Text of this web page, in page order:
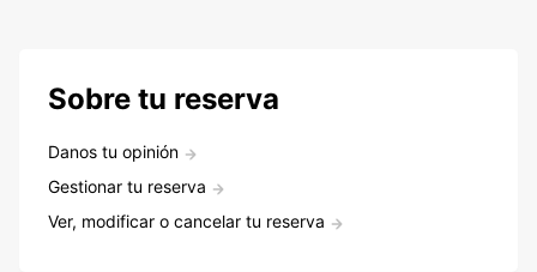
Sobre tu reserva
Danos tu opinión
Gestionar tu reserva
Ver, modificar o cancelar tu reserva